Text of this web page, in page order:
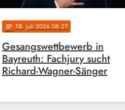
notes 15. Juli 2026 08:27
Gesangswettbewerb in
Bayreuth: Fachjury sucht
Richard-Wagner-Sänger